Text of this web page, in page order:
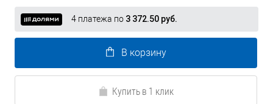
4 платежа по 3 372.50 руб.
В корзину
Купить в 1 клик